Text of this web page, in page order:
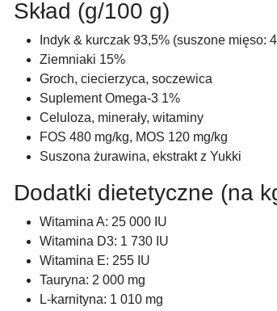
Skład (g/100 g)
Indyk & kurczak 93,5% (suszone mięso:
Ziemniaki 15%
Groch, ciecierzyca, soczewica
Suplement Omega-3 1%
Celuloza, minerały, witaminy
FOS 480 mg/kg, MOS 120 mg/kg
Suszona żurawina, ekstrakt z Yukki
Dodatki dietetyczne (na
Witamina A: 25 000 IU
Witamina D3: 1 730 IU
Witamina E: 255 IU
Tauryna: 2 000 mg
L-karnityna: 1 010 mg